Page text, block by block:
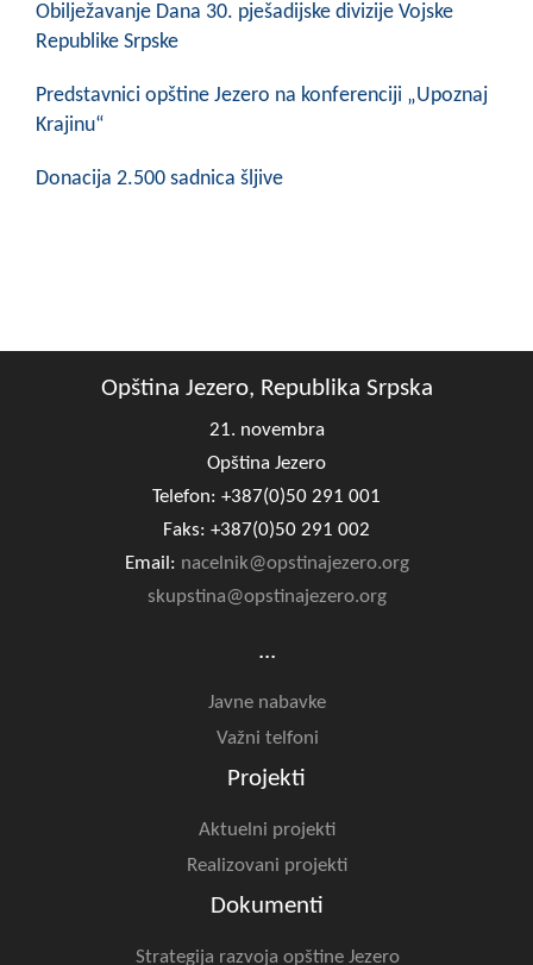
Obilježavanje Dana 30. pješadijske divizije Vojske
Republike Srpske
Predstavnici opštine Jezero na konferenciji „Upoznaj
Krajinu“
Donacija 2.500 sadnica šljive
Opština Jezero, Republika Srpska
21. novembra
Opština Jezero
Telefon: +387(0)50 291 001
Faks: +387(0)50 291 002
Email: nacelnik@opstinajezero.org
skupstina@opstinajezero.org
...
Javne nabavke
Važni telfoni
Projekti
Aktuelni projekti
Realizovani projekti
Dokumenti
Strategija razvoja opštine Jezero